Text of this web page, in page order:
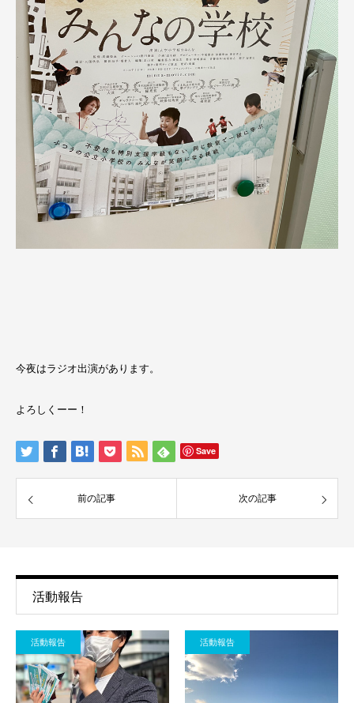
今夜はラジオ出演があります。
よろしくーー！
Save
前の記事 次の記事
活動報告
活動報告 活動報告